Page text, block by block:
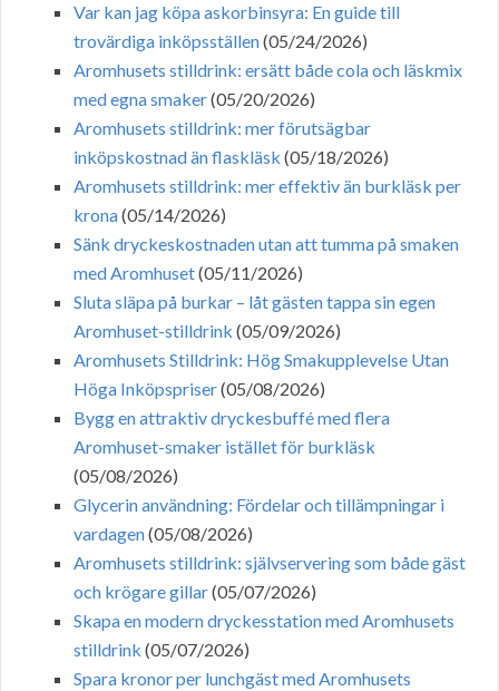
Var kan jag köpa askorbinsyra: En guide till
trovärdiga inköpsställen(05/24/2026)
Aromhusets stilldrink: ersätt både cola och läskmix
med egna smaker(05/20/2026)
Aromhusets stilldrink: mer förutsägbar
inköpskostnad än flaskläsk (05/18/2026)
Aromhusets stilldrink: mer effektiv än burkläsk per
krona(05/14/2026)
Sänk dryckeskostnaden utan att tumma på smaken
med Aromhuset(05/11/2026)
Sluta släpa på burkar – låt gästen tappa sin egen
Aromhuset-stilldrink (05/09/2026)
Aromhusets Stilldrink: Hög Smakupplevelse Utan
Höga Inköpspriser(05/08/2026)
Bygg en attraktiv dryckesbuffé med flera
Aromhuset-smaker istället för burkläsk
(05/08/2026)
Glycerin användning: Fördelar och tillämpningar i
vardagen(05/08/2026)
Aromhusets stilldrink: självservering som både gäst
och krögare gillar(05/07/2026)
Skapa en modern dryckesstation med Aromhusets
stilldrink (05/07/2026)
Spara kronor per lunchgäst med Aromhusets